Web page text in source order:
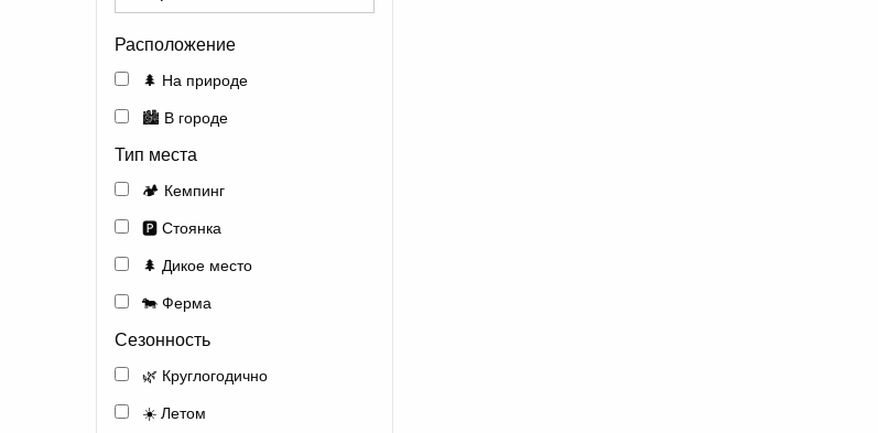
Расположение
🌲 На природе
🏙️ В городе
Тип места
🏕️ Кемпинг
🅿️ Стоянка
🌲 Дикое место
🐄 Ферма
Сезонность
🌿 Круглогодично
☀️ Летом